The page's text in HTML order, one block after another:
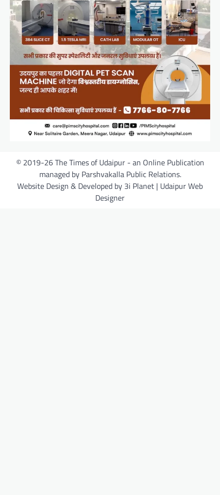
© 2019-26 The Times of Udaipur - an Online Publication
managed by Parshvakalla Public Relations.
Website Design & Developed by 3i Planet | Udaipur Web
Designer